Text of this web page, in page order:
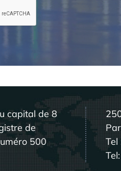
capital de 8
de
500